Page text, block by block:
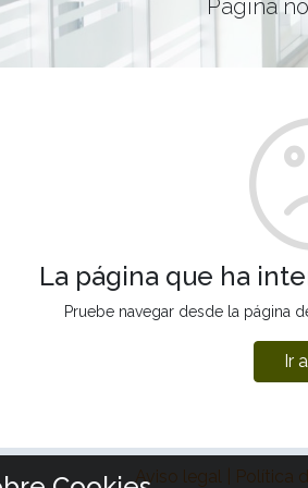
Página
La página que ha
Pruebe navegar desde la página
Ir
Aviso legal | Política